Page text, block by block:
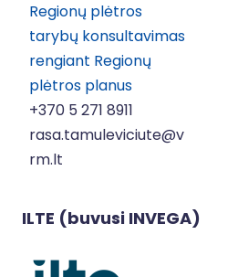
Regionų plėtros
tarybų konsultavimas
rengiant Regionų
plėtros planus
+370 5 271 8911
rasa.tamuleviciute@v
rm.lt
ILTE (buvusi INVEGA)